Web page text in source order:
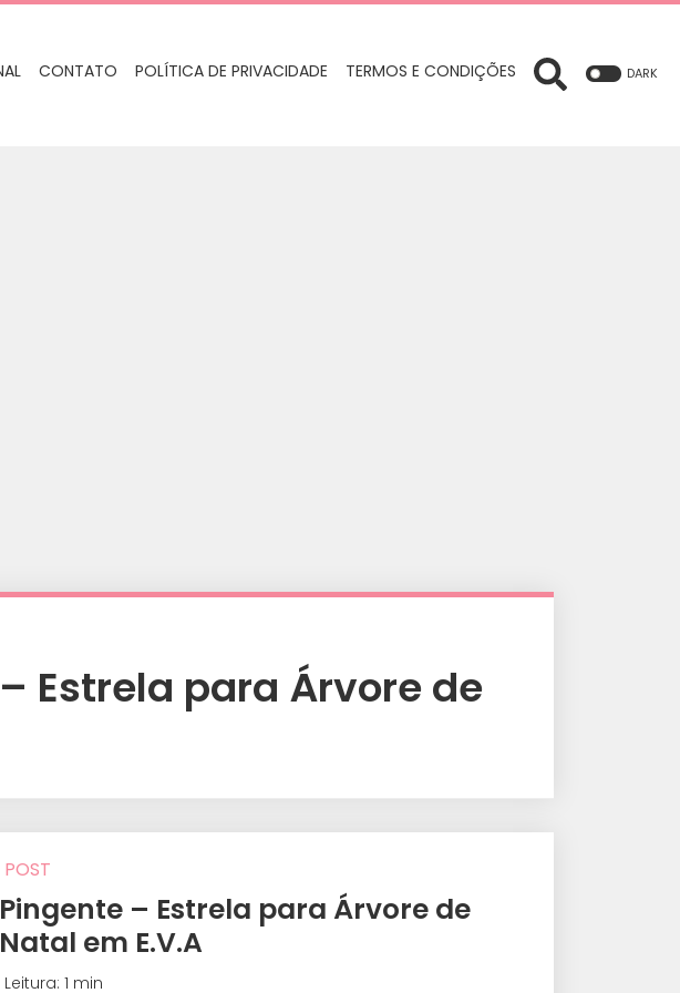
CONTATO POLÍTICA DE PRIVACIDADE TERMOS E CONDIÇÕES DARK
Estrela para Árvore de
POST
Pingente – Estrela para Árvore de
Natal em E.V.A
Leitura: 1 min